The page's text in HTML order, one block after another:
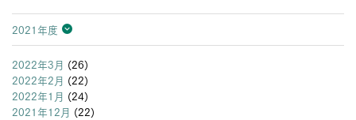
2021年度
2026年度
2025年度
2024年度
2023年度
2022年度
2021年度
2020年度
2019年度
2018年度
2017年度
2016年度
2015年度
2014年度
2013年度
2022年3月 (26)
2022年2月 (22)
2022年1月 (24)
2021年12月 (22)